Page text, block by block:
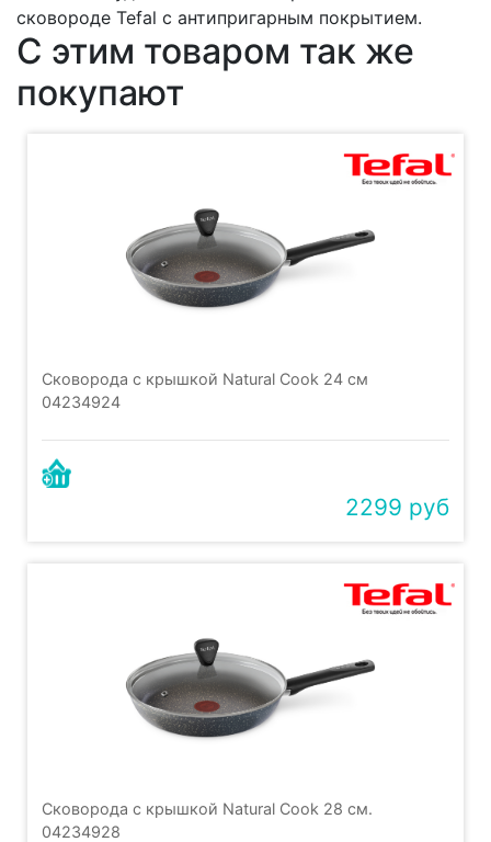
сковороде Tefal с антипригарным покрытием.
С этим товаром так же
покупают
Сковорода с крышкой Natural Cook 24 см
04234924
2299 руб
Сковорода с крышкой Natural Cook 28 см.
04234928